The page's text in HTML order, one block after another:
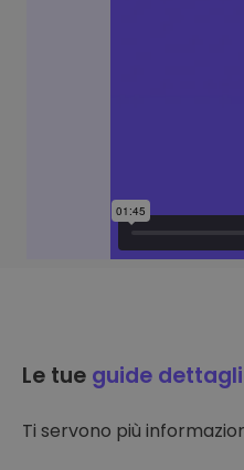
Le tue guide
Ti servono più